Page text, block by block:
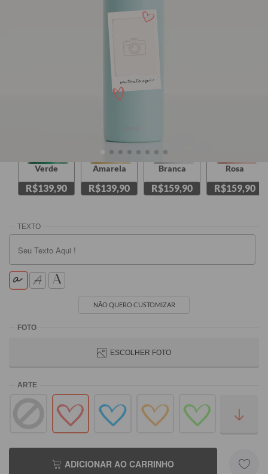
SEU TEXTO AQUI !
Garrafa Térmica Fresh a partir de R$129,90!
conservação térmica e estampas exclusivas.
Fresh 950ml
Verde
R$139,90
Amarela
R$139,90
Branca
R$159,90
Rosa
R$159,90
NÃO QUERO CUSTOMIZAR
ESCOLHER FOTO
ADICIONAR AO CARRINHO